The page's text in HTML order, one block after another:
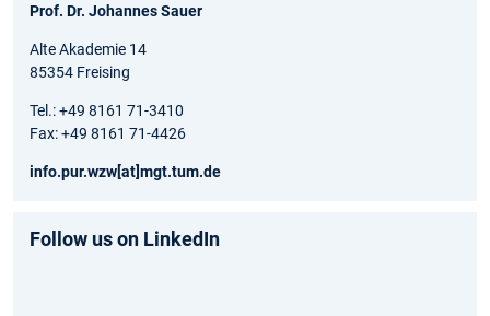
Prof. Dr. Johannes Sauer
Alte Akademie 14
85354 Freising
Tel.: +49 8161 71-3410
Fax: +49 8161 71-4426
info.pur.wzw[at]mgt.tum.de
Follow us on LinkedIn